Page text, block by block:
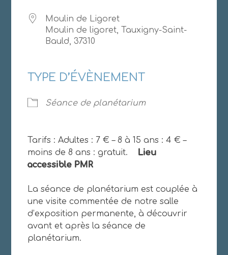
Moulin de Ligoret
Moulin de ligoret, Tauxigny-Saint-
Bauld, 37310
TYPE D’ÉVÈNEMENT
Séance de planétarium
Tarifs : Adultes : 7 € – 8 à 15 ans : 4 € –
moins de 8 ans : gratuit.
Lieu
accessible PMR
La séance de planétarium est couplée à
une visite commentée de notre salle
d’exposition permanente, à découvrir
avant et après la séance de
planétarium.